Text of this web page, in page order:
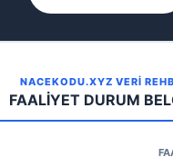
NACEKODU.XYZ VERİ
FAALİYET DURUM